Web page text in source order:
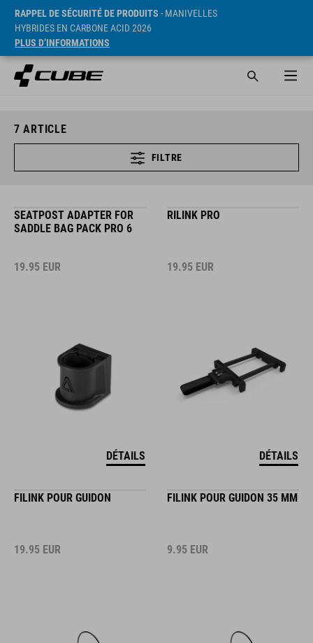
RAPPEL DE SÉCURITÉ DE PRODUITS - MANIVELLES
HYBRIDES EN CARBONE ACID 2026
PLUS D’INFORMATIONS
7 ARTICLE
FILTRE
SEATPOST ADAPTER FOR
SADDLE BAG PACK PRO 6
19.95 EUR
DÉTAILS
RILINK PRO
19.95 EUR
DÉTAILS
FILINK POUR GUIDON
19.95 EUR
FILINK POUR GUIDON 35 MM
9.95 EUR